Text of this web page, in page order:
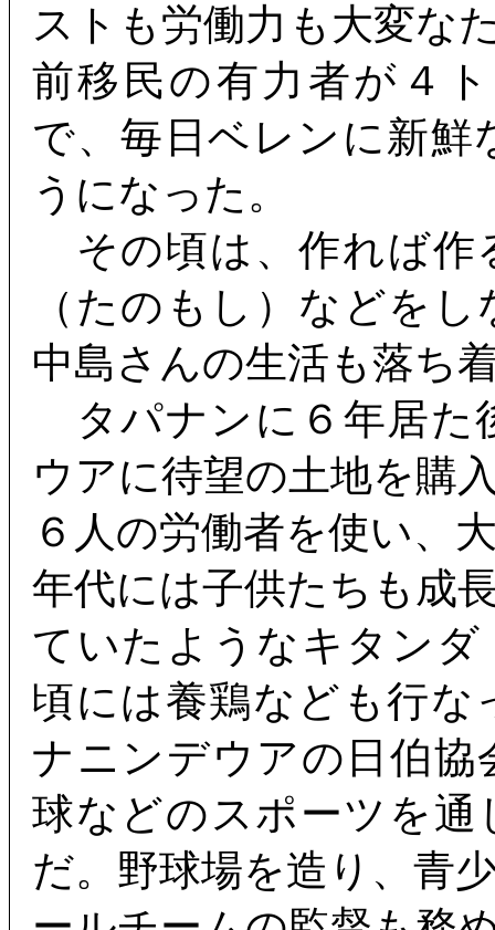
ストも労働力も大変な
前移民の有力者が４
で、毎日ベレンに新
うになった。
その頃は、作れば作
（たのもし）などを
中島さんの生活も落ち
タパナンに６年居た
ウアに待望の土地を購
６人の労働者を使い、
年代には子供たちも成
ていたようなキタンダ
頃には養鶏なども行な
ナニンデウアの日伯協
球などのスポーツを通
だ。野球場を造り、青